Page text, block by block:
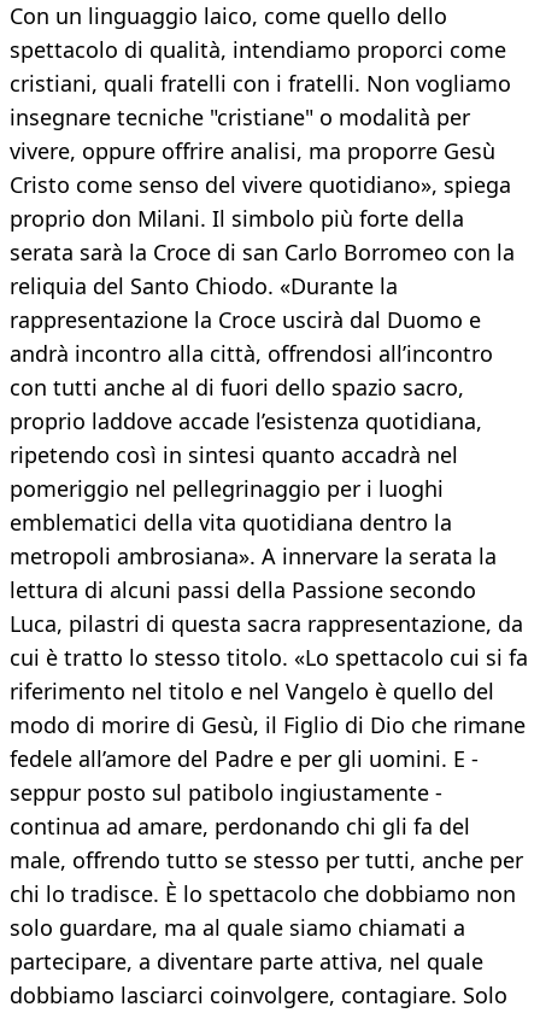
Con un linguaggio laico, come quello dello
spettacolo di qualità, intendiamo proporci come
cristiani, quali fratelli con i fratelli. Non vogliamo
insegnare tecniche "cristiane" o modalità per
vivere, oppure offrire analisi, ma proporre Gesù
Cristo come senso del vivere quotidiano», spiega
proprio don Milani. Il simbolo più forte della
serata sarà la Croce di san Carlo Borromeo con la
reliquia del Santo Chiodo. «Durante la
rappresentazione la Croce uscirà dal Duomo e
andrà incontro alla città, offrendosi all’incontro
con tutti anche al di fuori dello spazio sacro,
proprio laddove accade l’esistenza quotidiana,
ripetendo così in sintesi quanto accadrà nel
pomeriggio nel pellegrinaggio per i luoghi
emblematici della vita quotidiana dentro la
metropoli ambrosiana». A innervare la serata la
lettura di alcuni passi della Passione secondo
Luca, pilastri di questa sacra rappresentazione, da
cui è tratto lo stesso titolo. «Lo spettacolo cui si fa
riferimento nel titolo e nel Vangelo è quello del
modo di morire di Gesù, il Figlio di Dio che rimane
fedele all’amore del Padre e per gli uomini. E -
seppur posto sul patibolo ingiustamente -
continua ad amare, perdonando chi gli fa del
male, offrendo tutto se stesso per tutti, anche per
chi lo tradisce. È lo spettacolo che dobbiamo non
solo guardare, ma al quale siamo chiamati a
partecipare, a diventare parte attiva, nel quale
dobbiamo lasciarci coinvolgere, contagiare. Solo